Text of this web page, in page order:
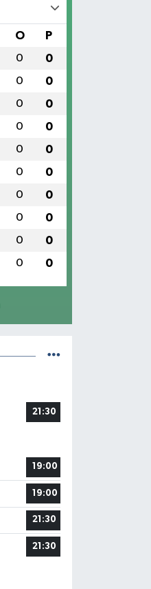
O P
0 0
0 0
0 0
0 0
0 0
0 0
0 0
0 0
0 0
0 0
21:30
19:00
19:00
21:30
21:30